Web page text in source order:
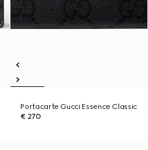
Portacarte Gucci Essence Classic
€ 270